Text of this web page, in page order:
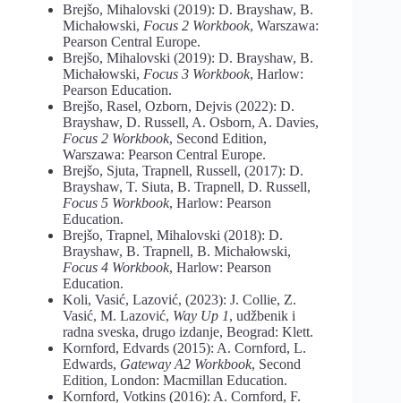
Brejšo, Mihalovski (2019): D. Brayshaw, B.
Michałowski, Focus 2 Workbook, Warszawa:
Pearson Central Europe.
Brejšo, Mihalovski (2019): D. Brayshaw, B.
Michałowski, Focus 3 Workbook, Harlow:
Pearson Education.
Brejšo, Rasel, Ozborn, Dejvis (2022): D.
Brayshaw, D. Russell, A. Osborn, A. Davies,
Focus 2 Workbook, Second Edition,
Warszawa: Pearson Central Europe.
Brejšo, Sjuta, Trapnell, Russell, (2017): D.
Brayshaw, T. Siuta, B. Trapnell, D. Russell,
Focus 5 Workbook, Harlow: Pearson
Education.
Brejšo, Trapnel, Mihalovski (2018): D.
Brayshaw, B. Trapnell, B. Michałowski,
Focus 4 Workbook, Harlow: Pearson
Education.
Koli, Vasić, Lazović, (2023): J. Collie, Z.
Vasić, M. Lazović, Way Up 1, udžbenik i
radna sveska, drugo izdanje, Beograd: Klett.
Kornford, Edvards (2015): A. Cornford, L.
Edwards, Gateway A2 Workbook, Second
Edition, London: Macmillan Education.
Kornford, Votkins (2016): A. Cornford, F.